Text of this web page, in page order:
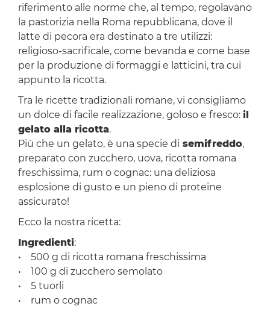
riferimento alle norme che, al tempo, regolavano
la pastorizia nella Roma repubblicana, dove il
latte di pecora era destinato a tre utilizzi:
religioso-sacrificale, come bevanda e come base
per la produzione di formaggi e latticini, tra cui
appunto la ricotta.
Tra le ricette tradizionali romane, vi consigliamo
un dolce di facile realizzazione, goloso e fresco: il
gelato alla ricotta.
Più che un gelato, è una specie di semifreddo,
preparato con zucchero, uova, ricotta romana
freschissima, rum o cognac: una deliziosa
esplosione di gusto e un pieno di proteine
assicurato!
Ecco la nostra ricetta:
Ingredienti:
• 500 g di ricotta romana freschissima
• 100 g di zucchero semolato
• 5 tuorli
• rum o cognac